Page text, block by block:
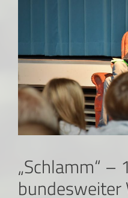
„Schlamm“ –
bundesweiter